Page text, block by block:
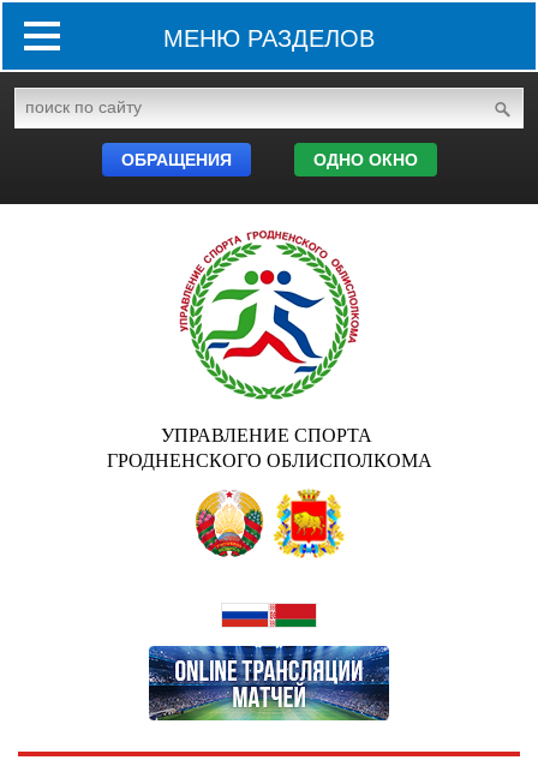
МЕНЮ РАЗДЕЛОВ
ОБРАЩЕНИЯ ОДНО ОКНО
УПРАВЛЕНИЕ СПОРТА
ГРОДНЕНСКОГО ОБЛИСПОЛКОМА